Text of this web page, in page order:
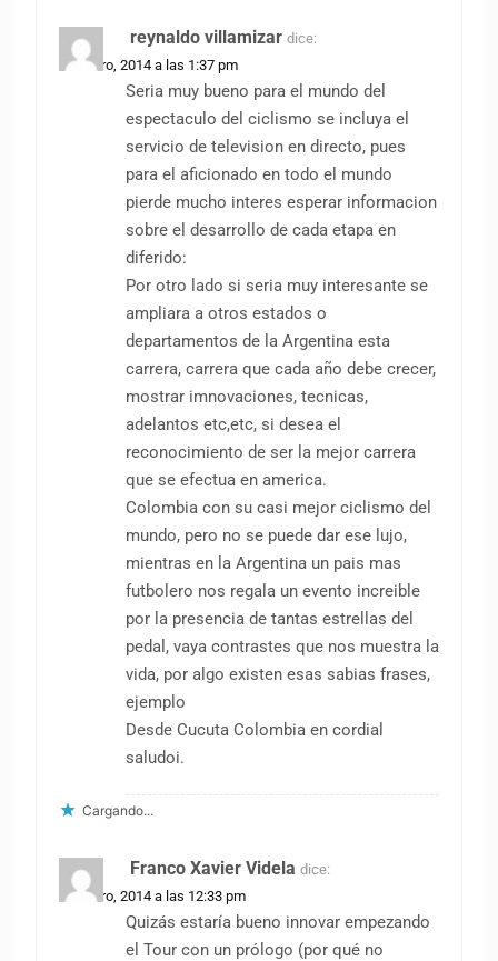
reynaldo villamizar dice:
28 enero, 2014 a las 1:37 pm
Seria muy bueno para el mundo del
espectaculo del ciclismo se incluya el
servicio de television en directo, pues
para el aficionado en todo el mundo
pierde mucho interes esperar informacion
sobre el desarrollo de cada etapa en
diferido:
Por otro lado si seria muy interesante se
ampliara a otros estados o
departamentos de la Argentina esta
carrera, carrera que cada año debe crecer,
mostrar imnovaciones, tecnicas,
adelantos etc,etc, si desea el
reconocimiento de ser la mejor carrera
que se efectua en america.
Colombia con su casi mejor ciclismo del
mundo, pero no se puede dar ese lujo,
mientras en la Argentina un pais mas
futbolero nos regala un evento increible
por la presencia de tantas estrellas del
pedal, vaya contrastes que nos muestra la
vida, por algo existen esas sabias frases,
ejemplo
Desde Cucuta Colombia en cordial
saludoi.
Cargando...
Franco Xavier Videla dice:
29 enero, 2014 a las 12:33 pm
Quizás estaría bueno innovar empezando
el Tour con un prólogo (por qué no